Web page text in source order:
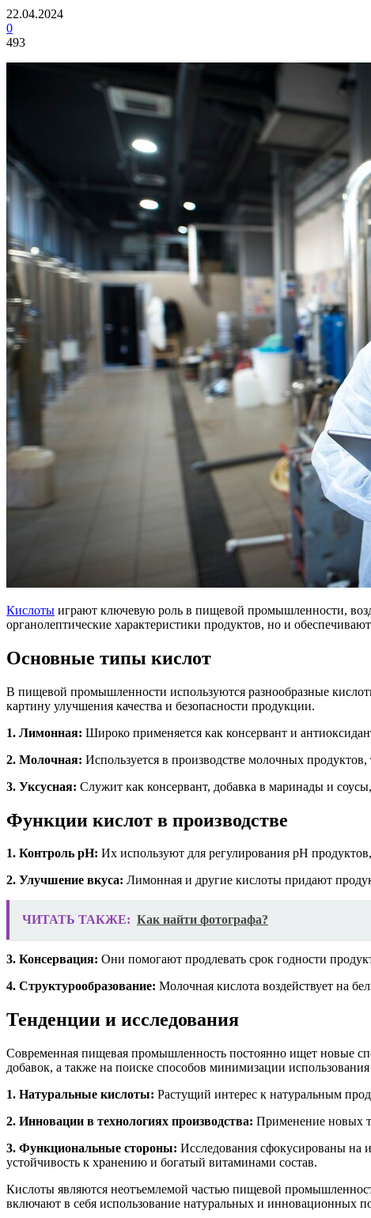
22.04.2024
0
493
Кислоты играют ключевую роль в пищевой промышленности,
органолептические характеристики продуктов, но и
Основные типы кислот
В пищевой промышленности используются разнообразные
картину улучшения качества и безопасности продукции.
1. Лимонная: Широко применяется как консервант и
2. Молочная: Используется в производстве молочных
3. Уксусная: Служит как консервант, добавка в маринады и
Функции кислот в производстве
1. Контроль pH: Их используют для регулирования pH
2. Улучшение вкуса: Лимонная и другие кислоты придают
ЧИТАТЬ ТАКЖЕ: Как найти фотографа?
3. Консервация: Они помогают продлевать срок годности
4. Структурообразование: Молочная кислота воздействует на
Тенденции и исследования
Современная пищевая промышленность постоянно ищет новые
добавок, а также на поиске способов минимизации
1. Натуральные кислоты: Растущий интерес к натуральным
2. Инновации в технологиях производства: Применение новых
3. Функциональные стороны: Исследования сфокусированы на
устойчивость к хранению и богатый витаминами состав.
Кислоты являются неотъемлемой частью пищевой
включают в себя использование натуральных и инновационных